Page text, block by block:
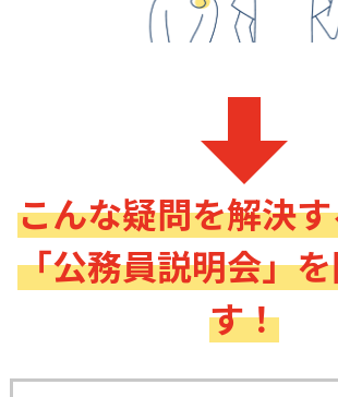
こんな疑問を解決
「公務員説明会」
す！